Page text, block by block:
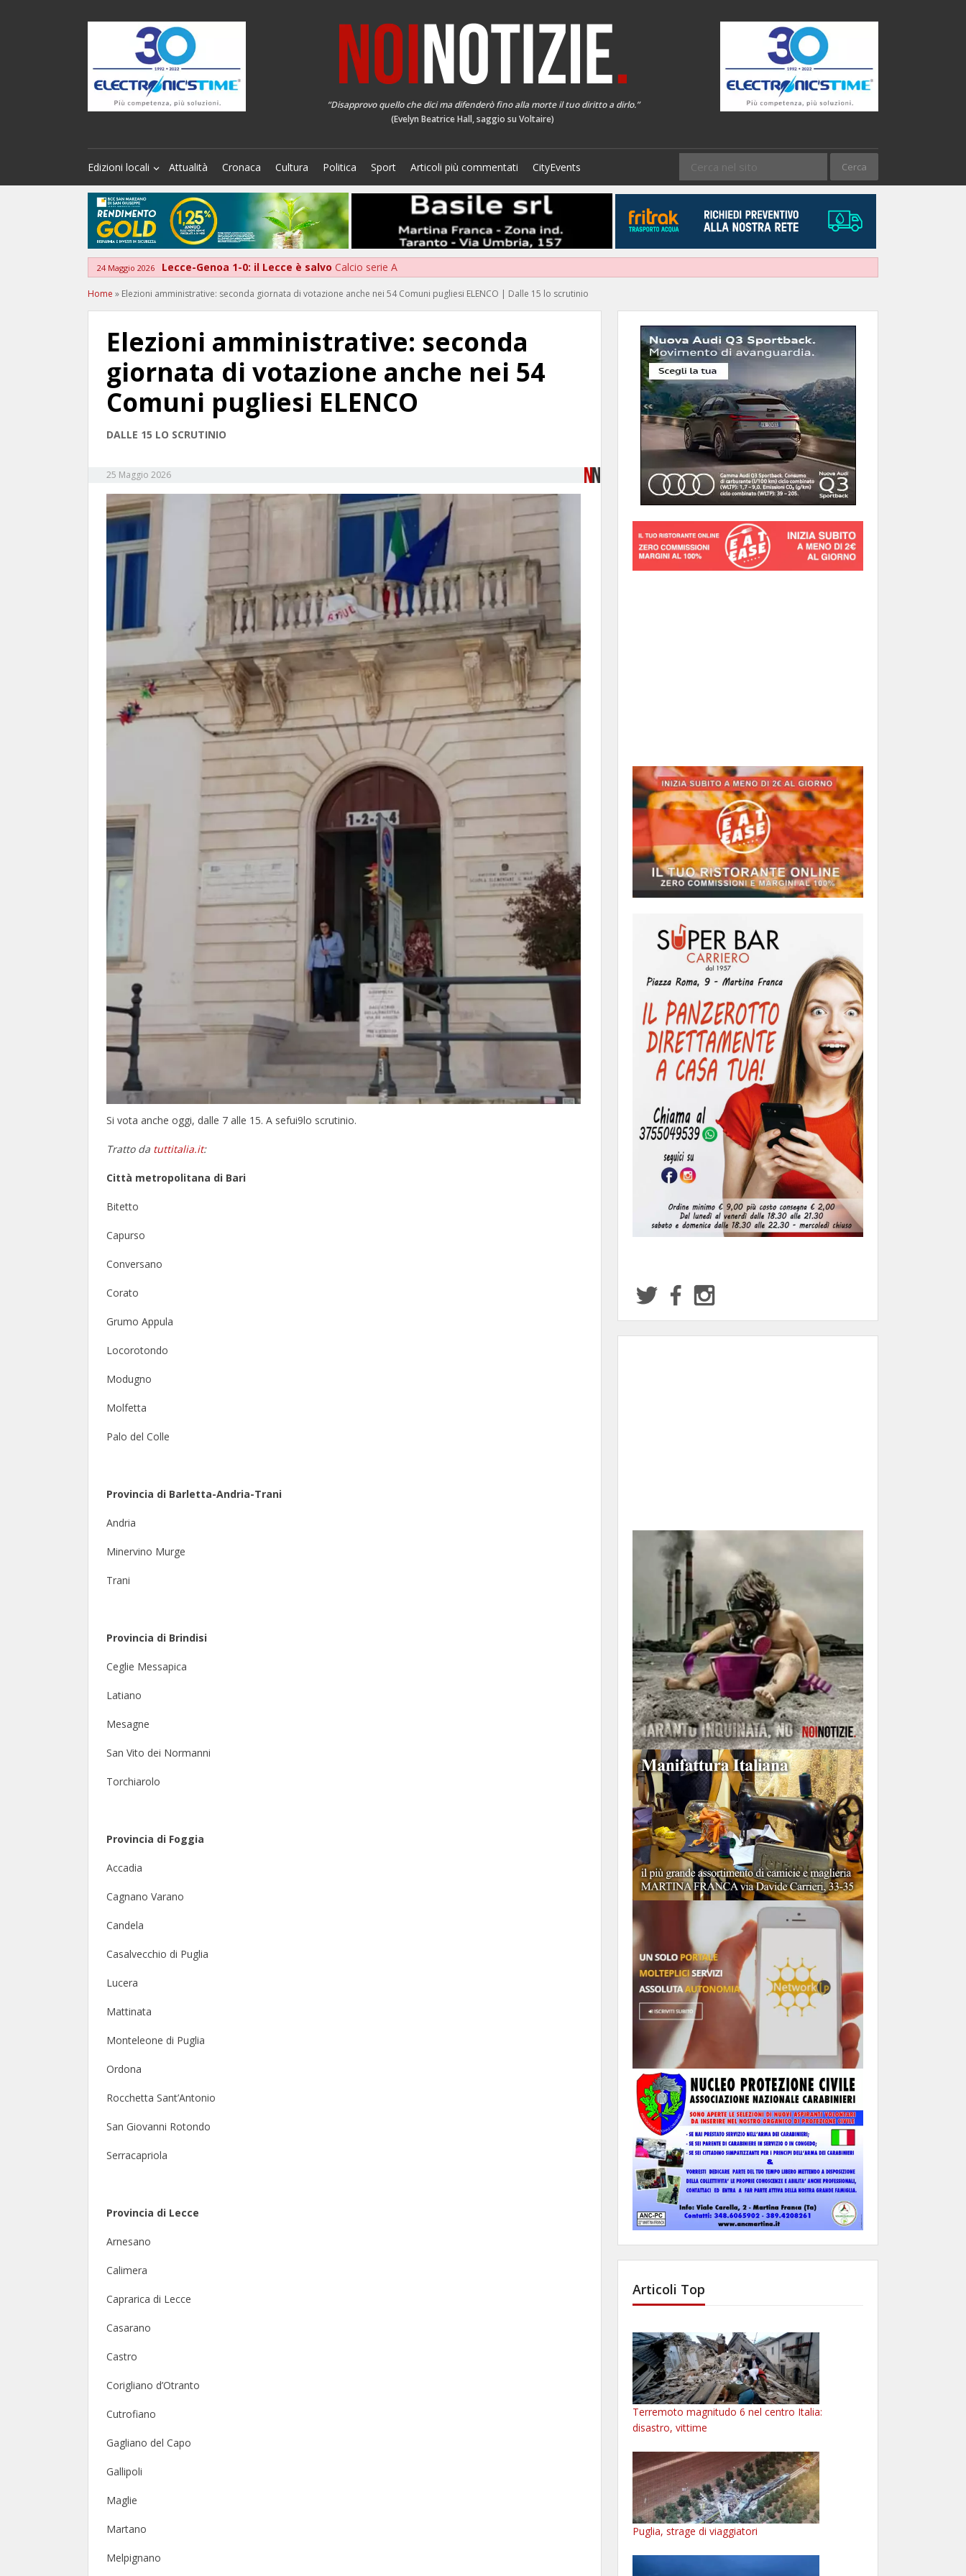
“Disapprovo quello che dici ma difenderò fino alla morte il tuo diritto a dirlo.”
(Evelyn Beatrice Hall, saggio su Voltaire)
Edizioni locali Attualità Cronaca Cultura Politica Sport Articoli più commentati CityEvents
24 Maggio 2026 Lecce-Genoa 1-0: il Lecce è salvo Calcio serie A
Home » Elezioni amministrative: seconda giornata di votazione anche nei 54 Comuni pugliesi ELENCO | Dalle 15 lo scrutinio
Elezioni amministrative: seconda
giornata di votazione anche nei 54
Comuni pugliesi ELENCO
DALLE 15 LO SCRUTINIO
25 Maggio 2026
Si vota anche oggi, dalle 7 alle 15. A sefui9lo scrutinio.
Tratto da tuttitalia.it:
Città metropolitana di Bari
Bitetto
Capurso
Conversano
Corato
Grumo Appula
Locorotondo
Modugno
Molfetta
Palo del Colle
Provincia di Barletta-Andria-Trani
Andria
Minervino Murge
Trani
Provincia di Brindisi
Ceglie Messapica
Latiano
Mesagne
San Vito dei Normanni
Torchiarolo
Provincia di Foggia
Accadia
Cagnano Varano
Candela
Casalvecchio di Puglia
Lucera
Mattinata
Monteleone di Puglia
Ordona
Rocchetta Sant’Antonio
San Giovanni Rotondo
Serracapriola
Provincia di Lecce
Arnesano
Calimera
Caprarica di Lecce
Casarano
Castro
Corigliano d’Otranto
Cutrofiano
Gagliano del Capo
Gallipoli
Maglie
Martano
Melpignano
Articoli Top
Terremoto magnitudo 6 nel centro Italia:
disastro, vittime
Puglia, strage di viaggiatori